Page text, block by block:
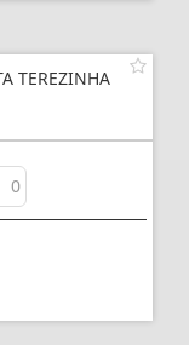
TEREZINHA
0